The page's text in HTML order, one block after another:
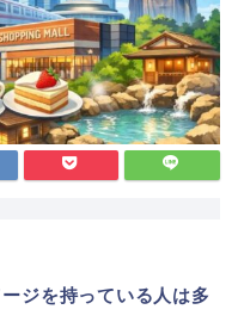
ジを持っている人は多